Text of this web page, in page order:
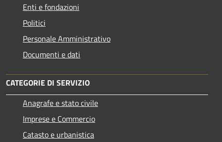
Enti e fondazioni
Politici
Personale Amministrativo
Documenti e dati
CATEGORIE DI SERVIZIO
Anagrafe e stato civile
Imprese e Commercio
Catasto e urbanistica